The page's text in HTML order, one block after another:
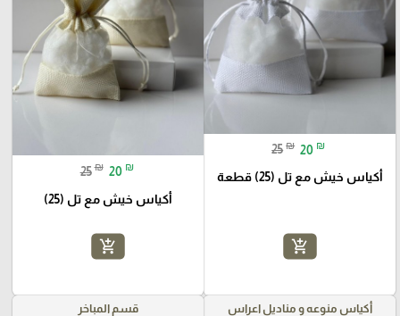
25 ₪ 20 ₪
أكياس خيش مع تل (25) قطعة
add_shopping_cart
25 ₪ 20 ₪
أكياس خيش مع تل (25)
add_shopping_cart
أكياس منوعه و مناديل اعراس قسم المباخر